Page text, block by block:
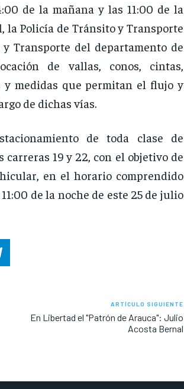
de la mañana y las 11:00 de la
la Policía de Tránsito y Transporte
Transporte del departamento de
de vallas, conos, cintas,
y medidas que permitan el flujo y
de dichas vías.
de toda clase de
19 y 22, con el objetivo de
en el horario comprendido
de la noche de este 25 de julio
ARTÍCULO SIGUIENTE
En Libertad el "Patrón de Arauca": Julio
Acosta Bernal